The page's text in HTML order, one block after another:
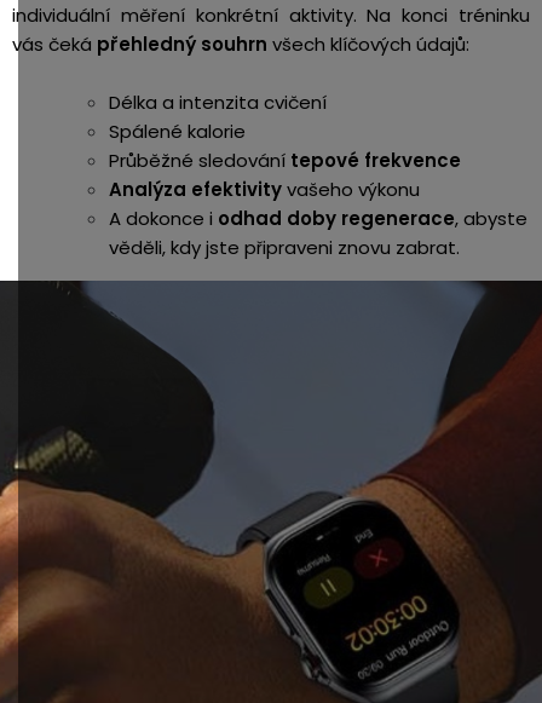
individuální měření konkrétní aktivity.Na konci tréninku
vás čeká přehledný souhrn všech klíčových údajů:
Délka a intenzita cvičení
Spálené kalorie
Průběžné sledování tepové frekvence
Analýza efektivityvašeho výkonu
A dokonce i odhad doby regenerace, abyste
věděli, kdy jste připraveni znovu zabrat.